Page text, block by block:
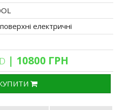
електричні
| 10800 ГРН